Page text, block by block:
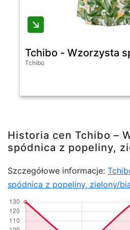
Tchibo - Wzorzysta
Tchibo
Historia cen Tchibo –
spódnica z popeliny,
Szczegółowe informacje:
spódnica z popeliny, zielony/